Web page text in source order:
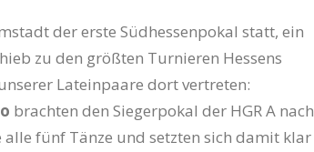
der erste Südhessenpokal statt, ein
zu den größten Turnieren Hessens
Lateinpaare dort vertreten:
brachten den Siegerpokal der HGR A nach
alle fünf Tänze und setzten sich damit klar